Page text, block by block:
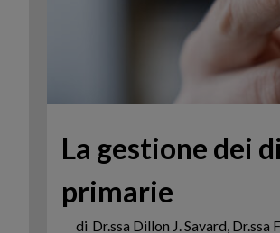
La gestione dei
primarie
di Dr.ssa Dillon J. Savard, Dr.ssa